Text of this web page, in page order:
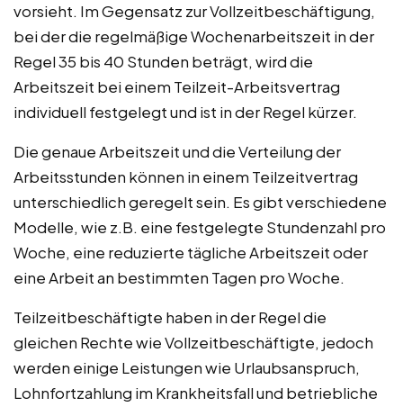
vorsieht. Im Gegensatz zur Vollzeitbeschäftigung,
bei der die regelmäßige Wochenarbeitszeit in der
Regel 35 bis 40 Stunden beträgt, wird die
Arbeitszeit bei einem Teilzeit-Arbeitsvertrag
individuell festgelegt und ist in der Regel kürzer.
Die genaue Arbeitszeit und die Verteilung der
Arbeitsstunden können in einem Teilzeitvertrag
unterschiedlich geregelt sein. Es gibt verschiedene
Modelle, wie z.B. eine festgelegte Stundenzahl pro
Woche, eine reduzierte tägliche Arbeitszeit oder
eine Arbeit an bestimmten Tagen pro Woche.
Teilzeitbeschäftigte haben in der Regel die
gleichen Rechte wie Vollzeitbeschäftigte, jedoch
werden einige Leistungen wie Urlaubsanspruch,
Lohnfortzahlung im Krankheitsfall und betriebliche